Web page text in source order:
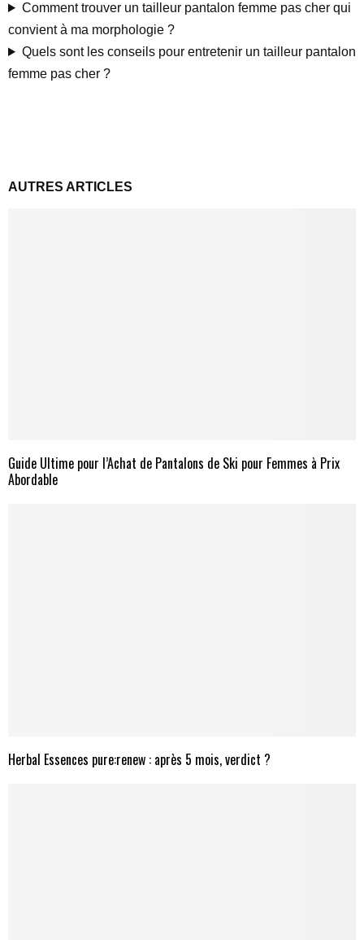
Comment trouver un tailleur pantalon femme pas cher qui
convient à ma morphologie ?
Quels sont les conseils pour entretenir un tailleur pantalon
femme pas cher ?
AUTRES ARTICLES
Guide Ultime pour l’Achat de Pantalons de Ski pour Femmes à Prix
Abordable
Herbal Essences pure:renew : après 5 mois, verdict ?